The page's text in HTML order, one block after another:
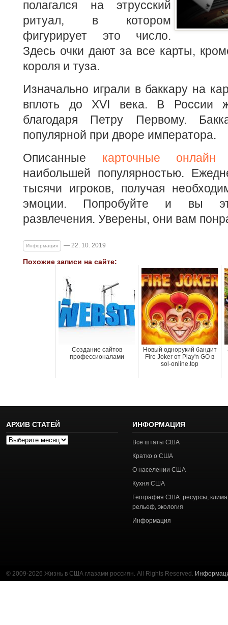
полагался на этрусский
ритуал, в котором
фигурирует это число.
Здесь очки дают за все карты,
короля и туза.
Изначально играли в баккару на
вплоть до XVI века. В России
благодаря Петру Первому.
популярной при дворе императора.
Описанные карточные онлайн
наибольшей популярностью.
тысячи игроков, получая
эмоции. Попробуйте и вы
развлечения. Уверены, они вам
Информация — 22. 10. 2019
Похожие записи на сайте:
Создание сайтов
профессионалами
Новый однорукий бандит
Fire Joker от Play'n GO в
sol-online.top
АРХИВ СТАТЕЙ
Архив
ИНФОРМАЦИЯ
Все штаты США
Кратко о США
О населении США
Кухня США
География США: ресурсы,
рельеф, экология
Информация
© 2009-2026 Жизнь в США глазами россиян. All Rights Reserved.